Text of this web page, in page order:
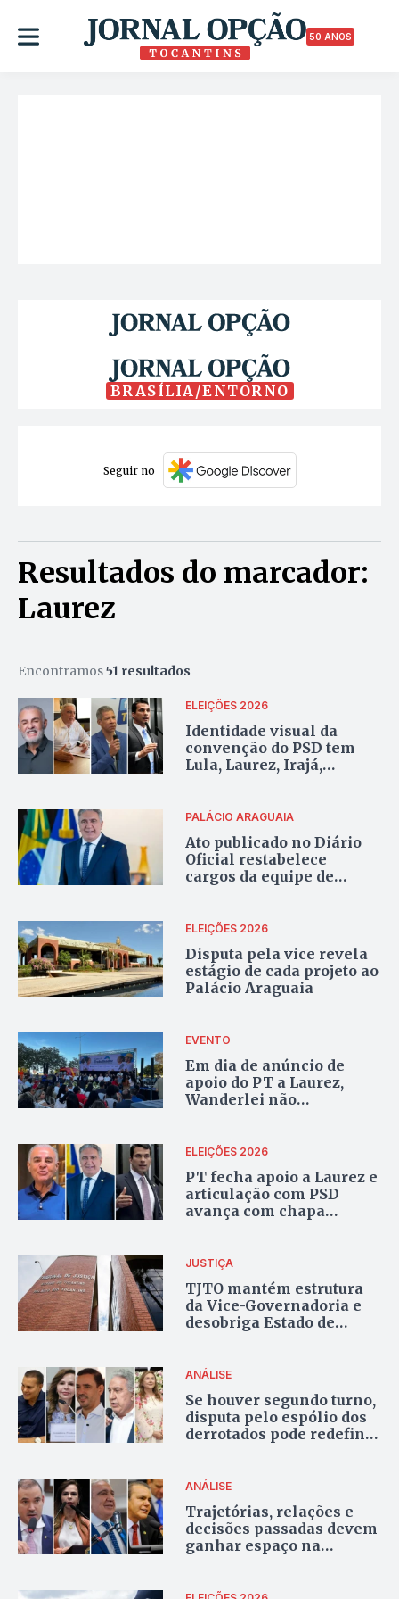
50 ANOS
BRASÍLIA/ENTORNO
Seguir no
Resultados do marcador:
Laurez
Encontramos51 resultados
ELEIÇÕES 2026
Identidade visual da
convenção do PSD tem
Lula, Laurez, Irajá,
PALÁCIO ARAGUAIA
Ato publicado no Diário
Oficial restabelece
cargos da equipe de
ELEIÇÕES 2026
Disputa pela vice revela
estágio de cada projeto ao
Palácio Araguaia
EVENTO
Em dia de anúncio de
apoio do PT a Laurez,
Wanderlei não
Palmas
ELEIÇÕES 2026
PT fecha apoio a Laurez e
articulação com PSD
avança com chapa
JUSTIÇA
TJTO mantém estrutura
da Vice-Governadoria e
desobriga Estado de
ANÁLISE
Se houver segundo turno,
disputa pelo espólio dos
derrotados pode redefinir
ANÁLISE
Trajetórias, relações e
decisões passadas devem
ganhar espaço na